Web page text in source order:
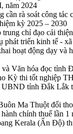
năm 2024
cần rà soát công tác
kỳ 2025 – 2030
chỉ đạo cải
phát triển kinh tế -
hoạt động dạy và
và Văn hóa đọc tỉnh
Kỳ thi tốt nghiệp
UBND tỉnh Đắk Lắk
Ma Thuột đối
chính thuế lần 1
Kerala (Ấn Độ)